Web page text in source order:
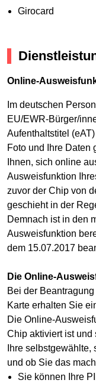
Girocard
Online-
Im deutschen
EU/EWR-Bürger/
Aufenthaltstitel
Foto und Ihre Daten
Ihnen, sich online
Ausweisfunktion
zuvor der Chip von
geschieht in der
Demnach ist in den
Ausweisfunktion
dem 15.07.2017
Die Online-
Bei der
Karte erhalten Sie
Die Online-
Chip aktiviert ist und
Ihre
und ob Sie das
Sie können Ihre